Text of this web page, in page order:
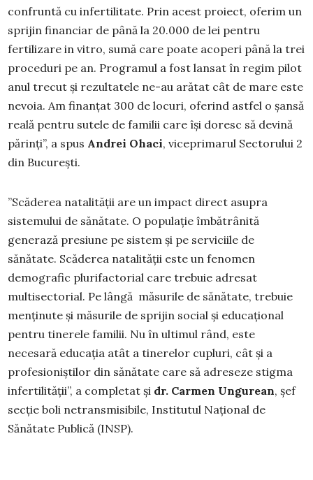
confruntă cu infertilitate. Prin acest proiect, oferim un
sprijin financiar de până la 20.000 de lei pentru
fertilizare in vitro, sumă care poate acoperi până la trei
proceduri pe an. Programul a fost lansat în regim pilot
anul trecut și rezultatele ne-au arătat cât de mare este
nevoia. Am finanțat 300 de locuri, oferind astfel o șansă
reală pentru sutele de familii care își doresc să devină
părinți”, a spus Andrei Ohaci, viceprimarul Sectorului 2
din București.
”Scăderea natalității are un impact direct asupra
sistemului de sănătate. O populație îmbătrânită
generază presiune pe sistem și pe serviciile de
sănătate. Scăderea natalității este un fenomen
demografic plurifactorial care trebuie adresat
multisectorial. Pe lângă măsurile de sănătate, trebuie
menținute și măsurile de sprijin social și educațional
pentru tinerele familii. Nu în ultimul rând, este
necesară educația atât a tinerelor cupluri, cât și a
profesioniștilor din sănătate care să adreseze stigma
infertilității”, a completat și dr. Carmen Ungurean, șef
secție boli netransmisibile, Institutul Național de
Sănătate Publică (INSP).